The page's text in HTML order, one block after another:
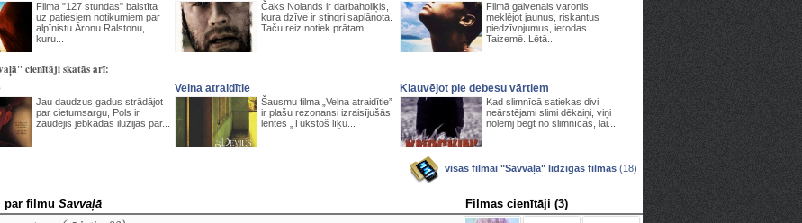
Filma "127 stundas" balstīta
uz patiesiem notikumiem par
alpīnistu Āronu Ralstonu,
kuru...
Čaks Nolands ir darbaholiķis,
kura dzīve ir stingri saplānota.
Taču reiz notiek prātam...
Filmā galvenais varonis,
meklējot jaunus, riskantus
piedzīvojumus, ierodas
Taizemē. Lētā...
cienītāji skatās arī:
Jau daudzus gadus strādājot
par cietumsargu, Pols ir
zaudējis jebkādas ilūzijas par...
Velna atraidītie
Šausmu filma „Velna atraidītie”
ir plašu rezonansi izraisījušās
lentes „Tūkstoš līķu...
Klauvējot pie debesu vārtiem
Kad slimnīcā satiekas divi
neārstējami slimi dēkaiņi, viņi
nolemj bēgt no slimnīcas, lai...
visas filmai "Savvaļā" līdzīgas filmas (18)
par filmu Savvaļā Filmas cienītāji (3)